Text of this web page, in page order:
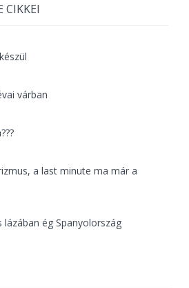
CIKKEI
várban
a last minute ma már a
ég Spanyolország